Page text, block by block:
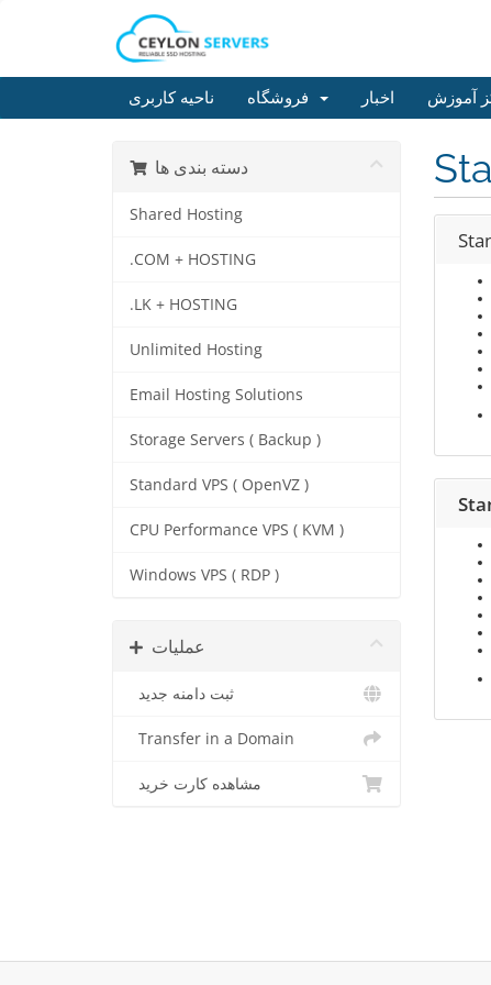
ناحیه کاربری اخبار آموزش
دسته بندی ها
Shared Hosting
.COM + HOSTING
.LK + HOSTING
Unlimited Hosting
Email Hosting Solutions
Storage Servers ( Backup )
Standard VPS ( OpenVZ )
CPU Performance VPS ( KVM )
Windows VPS ( RDP )
عملیات
ثبت دامنه جدید
Transfer in a Domain
مشاهده کارت خرید